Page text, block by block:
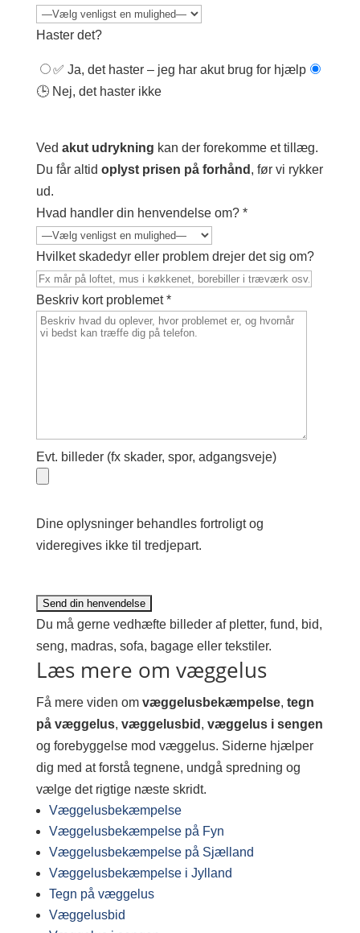
Haster det?
✅ Ja, det haster – jeg har akut brug for hjælp
🕒 Nej, det haster ikke
Ved akut udrykning kan der forekomme et tillæg.
Du får altid oplyst prisen på forhånd , før vi rykker
ud.
Hvad handler din henvendelse om? *
Hvilket skadedyr eller problem drejer det sig om?
Beskriv kort problemet *
Evt. billeder (fx skader, spor, adgangsveje)
Dine oplysninger behandles fortroligt og
videregives ikke til tredjepart.
Du må gerne vedhæfte billeder af pletter, fund, bid,
seng, madras, sofa, bagage eller tekstiler.
Læs mere om væggelus
Få mere viden om væggelusbekæmpelse, tegn
på væggelus, væggelusbid , væggelus i sengen
og forebyggelse mod væggelus. Siderne hjælper
dig med at forstå tegnene, undgå spredning og
vælge det rigtige næste skridt.
Væggelusbekæmpelse
Væggelusbekæmpelse på Fyn
Væggelusbekæmpelse på Sjælland
Væggelusbekæmpelse i Jylland
Tegn på væggelus
Væggelusbid